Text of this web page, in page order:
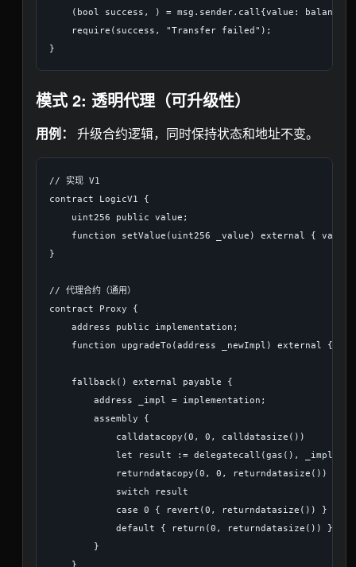
(bool success, ) = msg.sender.call{value:
    require(success, "Transfer failed");
模式 2: 透明代理（可升级性）
用例： 升级合约逻辑，同时保持状态和地址不变。
// 实现 V1
contract LogicV1 {
    uint256 public value;
function setValue(uint256 _value) external { value
}
// 代理合约（通用）
contract Proxy {
    address public implementation;
function upgradeTo(address _newImpl) external {
    fallback() external payable {
        address _impl = implementation;
        assembly {
            calldatacopy(0, 0, calldatasize())
let result := delegatecall(gas(), _impl,
            returndatacopy(0, 0, returndatasize())
            switch result
            case 0 { revert(0, returndatasize()) }
            default { return(0, returndatasize()) }
        }